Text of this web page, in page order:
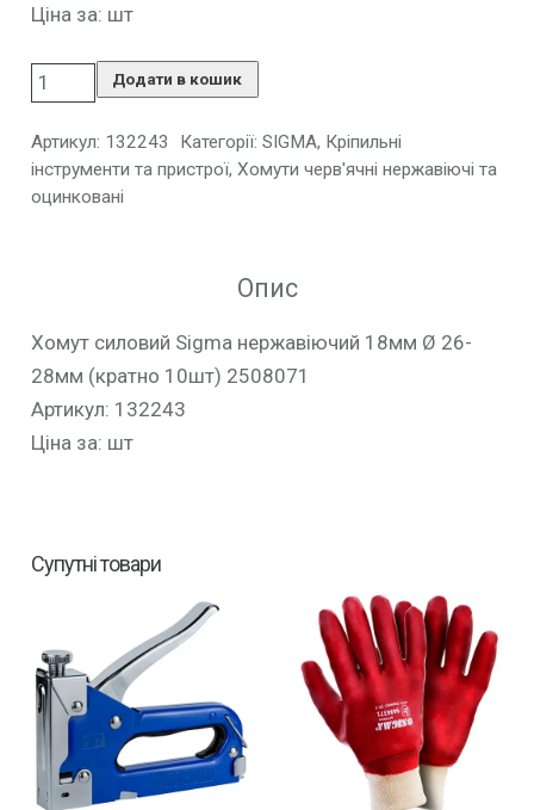
Ціна за: шт
Додати в кошик
Артикул: 132243 Категорії: SIGMA, Кріпильні
інструменти та пристрої, Хомути черв'ячні нержавіючі та
оцинковані
Опис
Хомут силовий Sigma нержавіючий 18мм Ø 26-
28мм (кратно 10шт) 2508071
Артикул: 132243
Ціна за: шт
Супутні товари